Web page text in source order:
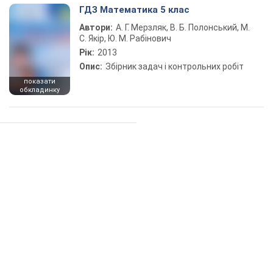
показати
обкладинку
ГДЗ Математика 5 клас
Автори: А. Г. Мерзляк, В. Б. Полонський, М.
С. Якір, Ю. М. Рабінович
Рік: 2013
Опис: Збірник задач і контрольних робіт